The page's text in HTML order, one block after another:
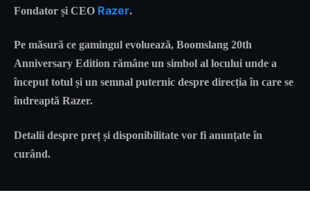
Fondator și CEO Razer.
Pe măsură ce gamingul evoluează, Boomslang 20th
Anniversary Edition rămâne un simbol al locului unde a
început totul și un semnal puternic despre direcția în care se
îndreaptă Razer.
Detalii despre preț și disponibilitate vor fi anunțate în
curând.